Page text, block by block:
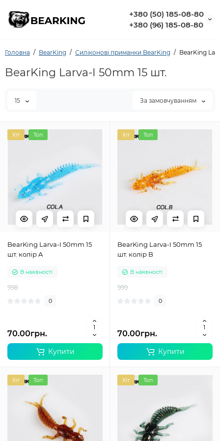
+380 (50) 185-08-80
+380 (96) 185-08-80
Головна BearKing Силіконовi приманки BearKing BearKing
BearKing Larva-I 50mm 15 шт.
15 За замовчуванням
Хіт Топ
BearKing Larva-I 50mm 15
шт. колір A
В наявності
998
0
70.00грн.
Купити
Хіт Топ
BearKing Larva-I 50mm 15
шт. колір B
В наявності
999
0
70.00грн.
Купити
Хіт Топ Хіт Топ